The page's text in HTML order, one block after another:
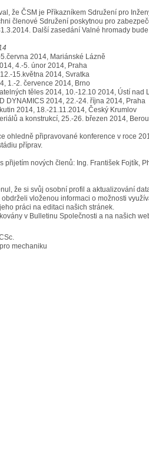
že ČSM je Příkazníkem Sdružení pro
členové Sdružení poskytnou pro
Další zasedání Valné hromady
2014, Mariánské Lázně
4.-5. únor 2014, Praha
15.května 2014, Svratka
1.-2. července 2014, Brno
těles 2014, 10.-12.10 2014, Ústí nad
DYNAMICS 2014, 22.-24. října 2014, Praha
2014, 18.-21.11.2014, Český Krumlov
a konstrukcí, 25.-26. březen 2014,
ohledně připravované konference v roce
příprav.
přijetím nových členů: Ing. František Fojtík,
že si svůj osobní profil a aktualizování
vloženou informaci o možnosti
práci na editaci našich stránek.
v Bulletinu Společnosti a na našich
mechaniku